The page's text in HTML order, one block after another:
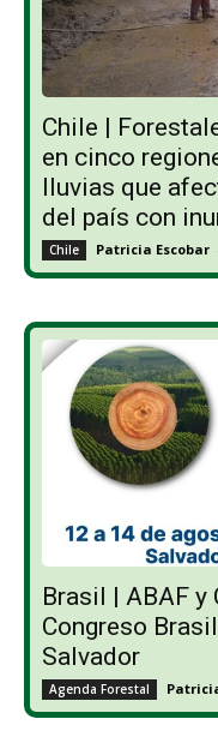
Chile |
en cinco
lluvias que
del país con
Chile Patricia Escobar -
Brasil | ABAF y
Congreso
Salvador
Agenda Forestal